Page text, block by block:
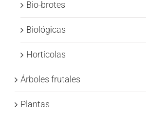
Bio-brotes
Biológicas
Hortícolas
Árboles frutales
Plantas